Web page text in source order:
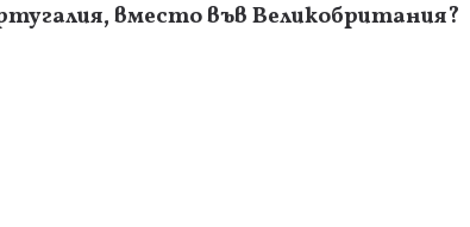
вместо във Великобритания?